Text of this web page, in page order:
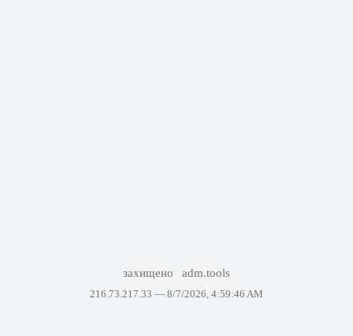
захищено adm.tools
216.73.217.33 — 8/7/2026, 4:59:46 AM